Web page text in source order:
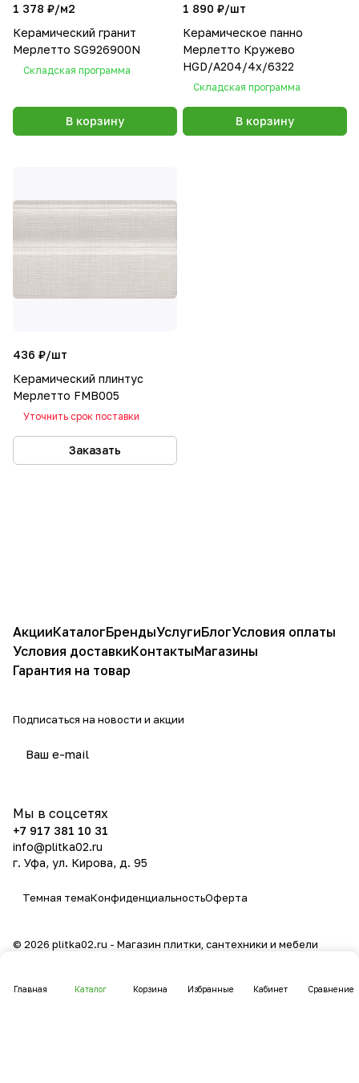
1 378 ₽/м2
Керамический гранит
Мерлетто SG926900N
Складская программа
В корзину
1 890 ₽/шт
Керамическое панно
Мерлетто Кружево
HGD/A204/4x/6322
Складская программа
В корзину
436 ₽/шт
Керамический плинтус
Мерлетто FMB005
Уточнить срок поставки
Заказать
Главная Каталог Корзина Избранные Кабинет Сравнение
АкцииКаталогБрендыУслугиБлогУсловия оплаты
Условия доставкиКонтактыМагазины
Гарантия на товар
Подписаться на новости и акции
Мы в соцсетях
+7 917 381 10 31
info@plitka02.ru
г. Уфа, ул. Кирова, д. 95
Темная темаКонфиденциальностьОферта
© 2026 plitka02.ru - Магазин плитки, сантехники и мебели